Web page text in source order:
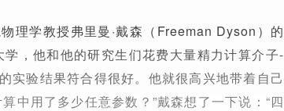
理学教授弗里曼·戴森（Freeman Dyson）的
，他和他的研究生们花费大量精力计算介子-
实验结果符合得很好。他就很高兴地带着自己
中用了多少任意参数？”戴森想了一下说：“四